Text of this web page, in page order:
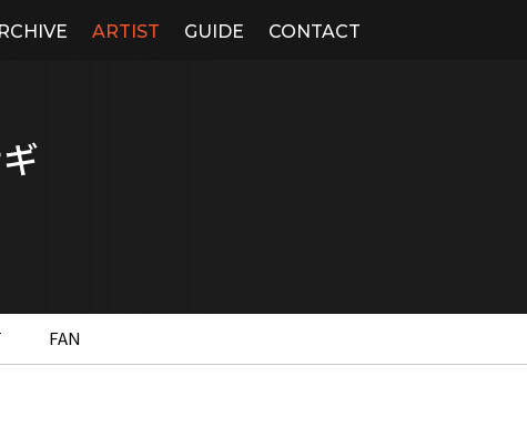
ARTIST GUIDE CONTACT
FAN